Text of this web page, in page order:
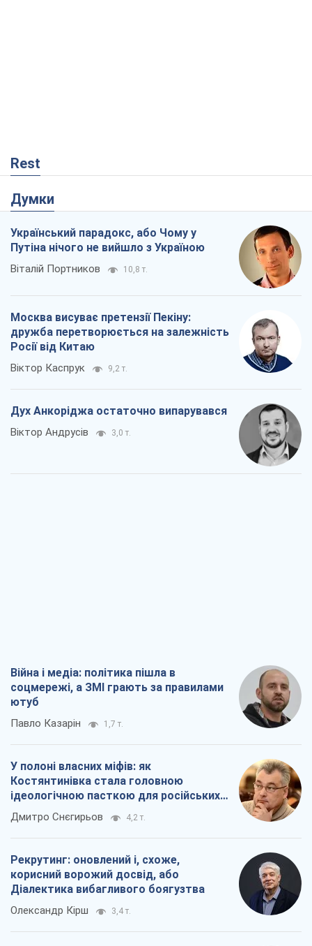
Rest
Думки
Український парадокс, або Чому у
Путіна нічого не вийшло з Україною
Віталій Портников 10,8 т.
Москва висуває претензії Пекіну:
дружба перетворюється на залежність
Росії від Китаю
Віктор Каспрук 9,2 т.
Дух Анкоріджа остаточно випарувався
Віктор Андрусів 3,0 т.
Війна і медіа: політика пішла в
соцмережі, а ЗМІ грають за правилами
ютуб
Павло Казарін 1,7 т.
У полоні власних міфів: як
Костянтинівка стала головною
ідеологічною пасткою для російських
окупантів
Дмитро Снєгирьов 4,2 т.
Рекрутинг: оновлений і, схоже,
корисний ворожий досвід, або
Діалектика вибагливого боягузтва
Олександр Кірш 3,4 т.